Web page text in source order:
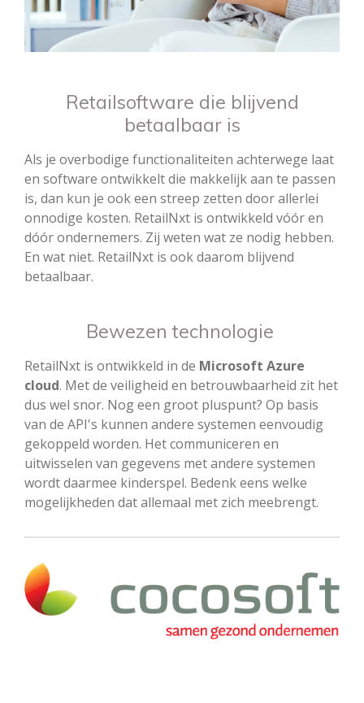
Retailsoftware die blijvend
betaalbaar is
Als je overbodige functionaliteiten achterwege laat
en software ontwikkelt die makkelijk aan te passen
is, dan kun je ook een streep zetten door allerlei
onnodige kosten. RetailNxt is ontwikkeld vóór en
dóór ondernemers. Zij weten wat ze nodig hebben.
En wat niet. RetailNxt is ook daarom blijvend
betaalbaar.
Bewezen technologie
RetailNxt is ontwikkeld in de Microsoft Azure
cloud. Met de veiligheid en betrouwbaarheid zit het
dus wel snor. Nog een groot pluspunt? Op basis
van de API's kunnen andere systemen eenvoudig
gekoppeld worden. Het communiceren en
uitwisselen van gegevens met andere systemen
wordt daarmee kinderspel. Bedenk eens welke
mogelijkheden dat allemaal met zich meebrengt.